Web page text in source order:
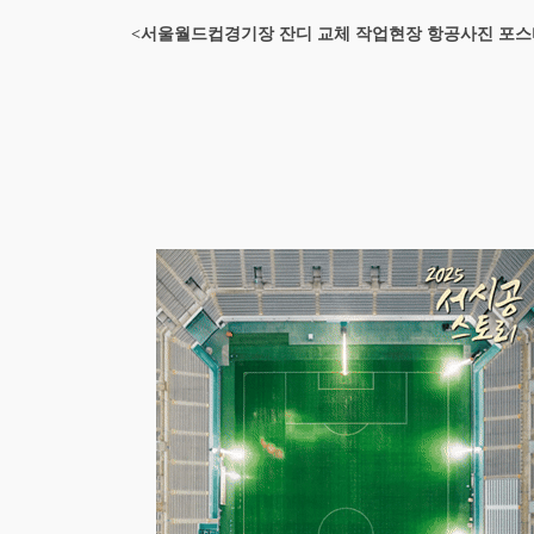
<서울월드컵경기장 잔디 교체 작업현장 항공사진 포